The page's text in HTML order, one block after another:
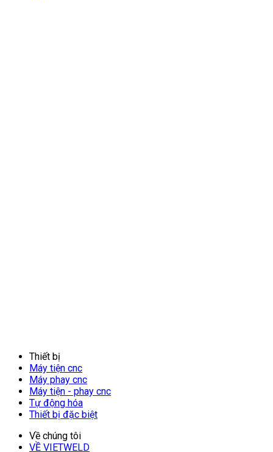
Thiết bị
Máy tiện cnc
Máy phay cnc
Máy tiện - phay cnc
Tự động hóa
Thiết bị đặc biệt
Về chúng tôi
VỀ VIETWELD